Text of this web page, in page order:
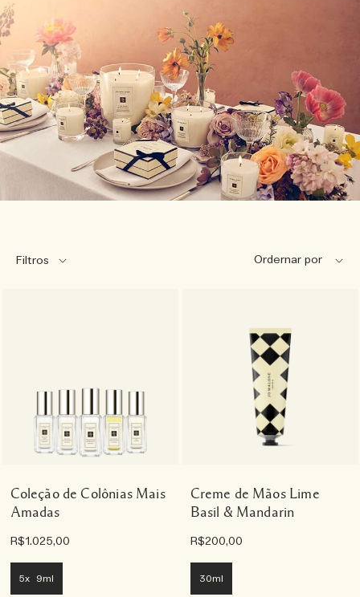
Filtros
Coleção de Colônias Mais
Amadas
R$1.025,00
5x 9ml
Creme de Mãos Lime
Basil & Mandarin
R$200,00
30ml